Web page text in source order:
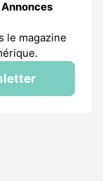
Annonces
le magazine